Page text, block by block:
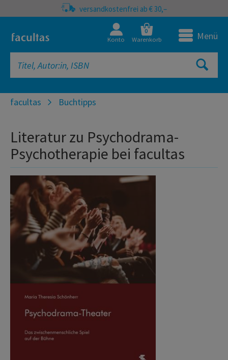
versandkostenfrei ab € 30,–
Konto
0
Warenkorb Menü
facultas Buchtipps
Literatur zu Psychodrama-
Psychotherapie bei facultas